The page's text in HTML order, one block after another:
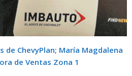
ChevyPlan; María Magdalena
de Ventas Zona 1